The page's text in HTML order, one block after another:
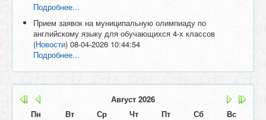
Подробнее...
Прием заявок на муниципальную олимпиаду по
английскому языку для обучающихся 4-х классов
(Новости) 08-04-2026 10:44:54
Подробнее...
Август 2026
Пн
Вт Ср Чт Пт Сб
Вс